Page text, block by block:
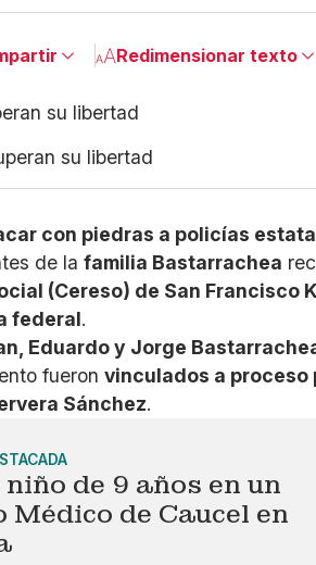
X
Copiar enlace
Redimensionar texto
Pequeño
Grande
su libertad
con piedras a policías
de lafamilia Bastarrachea
(Cereso) de San Francisco
federal.
Eduardo y Jorge
fueronvinculados a proceso
Sánchez.
de 9 años en un
Médico de Caucel en